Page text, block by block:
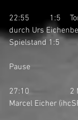
22:55	1:5	Tor für ihcSF Linth III
durch Urs
Spielstand 1:5
Pause
27:10		2 Minutenstrafe für
Marcel Eicher